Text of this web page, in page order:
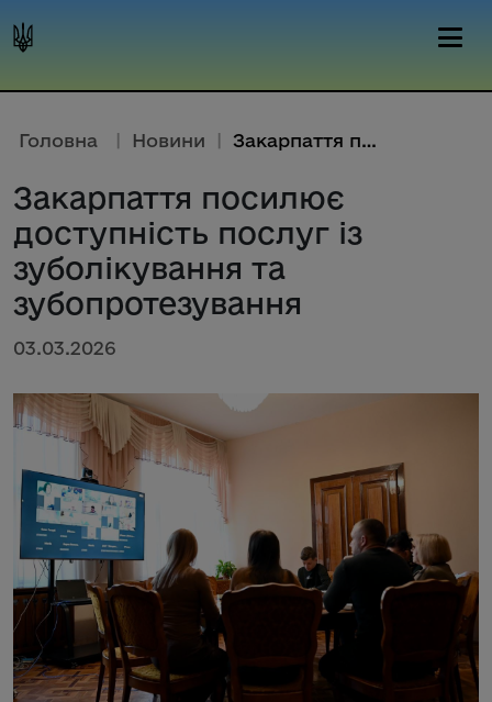
Головна | Новини | Закарпаття посилює доступність...
Закарпаття посилює
доступність послуг із
зуболікування та
зубопротезування
03.03.2026